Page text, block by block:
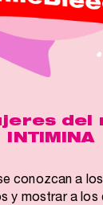
del
INTIMINA
conozcan a
y mostrar a los